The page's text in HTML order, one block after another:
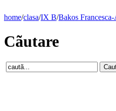
home/clasa/IX B/Bakos Francesca-
Cãutare